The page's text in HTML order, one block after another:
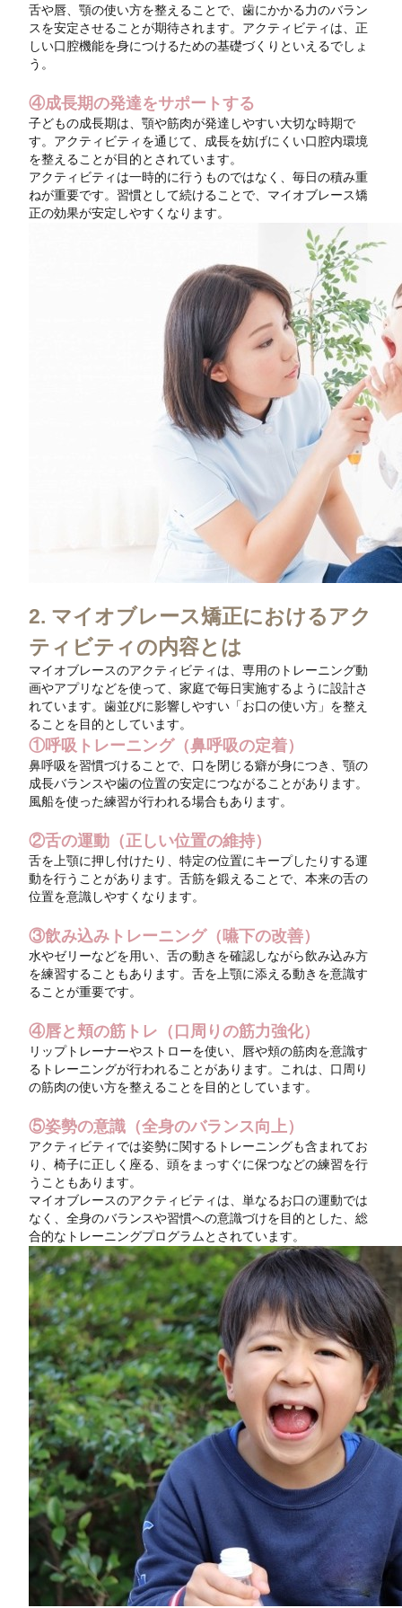
舌や唇、顎の使い方を整えることで、歯にかかる力のバラン
スを安定させることが期待されます。アクティビティは、正
しい口腔機能を身につけるための基礎づくりといえるでしょ
う。
④成長期の発達をサポートする
子どもの成長期は、顎や筋肉が発達しやすい大切な時期で
す。アクティビティを通じて、成長を妨げにくい口腔内環境
を整えることが目的とされています。
アクティビティは一時的に行うものではなく、毎日の積み重
ねが重要です。習慣として続けることで、マイオブレース矯
正の効果が安定しやすくなります。
2. マイオブレース矯正におけるアク
ティビティの内容とは
マイオブレースのアクティビティは、専用のトレーニング動
画やアプリなどを使って、家庭で毎日実施するように設計さ
れています。歯並びに影響しやすい「お口の使い方」を整え
ることを目的としています。
①呼吸トレーニング（鼻呼吸の定着）
鼻呼吸を習慣づけることで、口を閉じる癖が身につき、顎の
成長バランスや歯の位置の安定につながることがあります。
風船を使った練習が行われる場合もあります。
②舌の運動（正しい位置の維持）
舌を上顎に押し付けたり、特定の位置にキープしたりする運
動を行うことがあります。舌筋を鍛えることで、本来の舌の
位置を意識しやすくなります。
③飲み込みトレーニング（嚥下の改善）
水やゼリーなどを用い、舌の動きを確認しながら飲み込み方
を練習することもあります。舌を上顎に添える動きを意識す
ることが重要です。
④唇と頬の筋トレ（口周りの筋力強化）
リップトレーナーやストローを使い、唇や頬の筋肉を意識す
るトレーニングが行われることがあります。これは、口周り
の筋肉の使い方を整えることを目的としています。
⑤姿勢の意識（全身のバランス向上）
アクティビティでは姿勢に関するトレーニングも含まれてお
り、椅子に正しく座る、頭をまっすぐに保つなどの練習を行
うこともあります。
マイオブレースのアクティビティは、単なるお口の運動では
なく、全身のバランスや習慣への意識づけを目的とした、総
合的なトレーニングプログラムとされています。